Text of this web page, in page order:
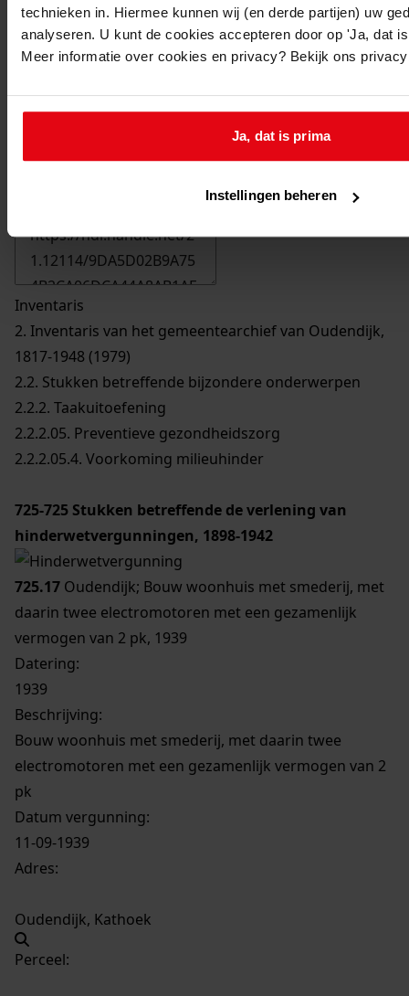
technieken in. Hiermee kunnen wij (en derde partijen) uw
analyseren. U kunt de cookies accepteren door op 'Ja, dat
Meer informatie over cookies en privacy? Bekijk ons
Ja, dat is prima
Instellingen beheren
Inventaris
2. Inventaris van het gemeentearchief van Oudendijk,
1817-1948 (1979)
2.2. Stukken betreffende bijzondere onderwerpen
2.2.2. Taakuitoefening
2.2.2.05. Preventieve gezondheidszorg
2.2.2.05.4. Voorkoming milieuhinder
725-725 Stukken betreffende de verlening van
hinderwetvergunningen, 1898-1942
725.17 Oudendijk; Bouw woonhuis met smederij, met
daarin twee electromotoren met een gezamenlijk
vermogen van 2 pk, 1939
Datering:
1939
Beschrijving:
Bouw woonhuis met smederij, met daarin twee
electromotoren met een gezamenlijk vermogen van 2
pk
Datum vergunning:
11-09-1939
Adres:
Oudendijk, Kathoek
Perceel: